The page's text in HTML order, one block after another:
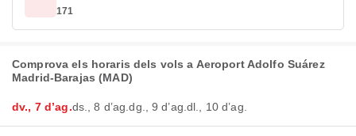
171
Comprova els horaris dels vols a Aeroport Adolfo Suárez
Madrid-Barajas (MAD)
dv., 7 d’ag.ds., 8 d’ag.dg., 9 d’ag.dl., 10 d’ag.